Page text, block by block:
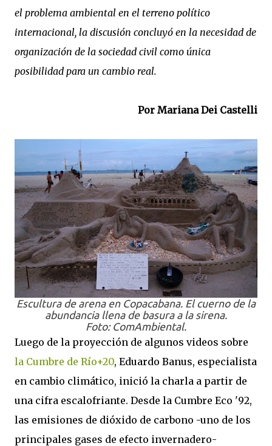
el problema ambiental en el terreno político
internacional, la discusión concluyó en la necesidad de
organización de la sociedad civil como única
posibilidad para un cambio real.
Por Mariana Dei Castelli
Escultura de arena en Copacabana. El cuerno de la
abundancia llena de basura a la sirena.
Foto: ComAmbiental.
Luego de la proyección de algunos videos sobre
la Cumbre de Río+20, Eduardo Banus, especialista
en cambio climático, inició la charla a partir de
una cifra escalofriante. Desde la Cumbre Eco '92,
las emisiones de dióxido de carbono -uno de los
principales gases de efecto invernadero-